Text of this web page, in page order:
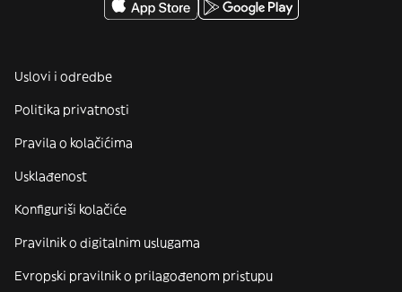
Uslovi i odredbe
Politika privatnosti
Pravila o kolačićima
Usklađenost
Konfiguriši kolačiće
Pravilnik o digitalnim uslugama
Evropski pravilnik o prilagođenom pristupu